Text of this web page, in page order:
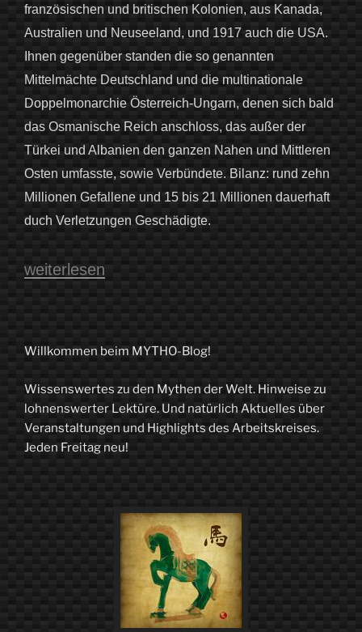
französischen und britischen Kolonien, aus Kanada,
Australien und Neuseeland, und 1917 auch die USA.
Ihnen gegenüber standen die so genannten
Mittelmächte Deutschland und die multinationale
Doppelmonarchie Österreich-Ungarn, denen sich bald
das Osmanische Reich anschloss, das außer der
Türkei und Albanien den ganzen Nahen und Mittleren
Osten umfasste, sowie Verbündete. Bilanz: rund zehn
Millionen Gefallene und 15 bis 21 Millionen dauerhaft
duch Verletzungen Geschädigte.
„Heldentod
Mythologisch-
Anmerkungen
zum
Ende
weiterlesen
Willkommen beim MYTHO-Blog!
Wissenswertes zu den Mythen der Welt. Hinweise zu
lohnenswerter Lektüre. Und natürlich Aktuelles über
Veranstaltungen und Highlights des Arbeitskreises.
Jeden Freitag neu!